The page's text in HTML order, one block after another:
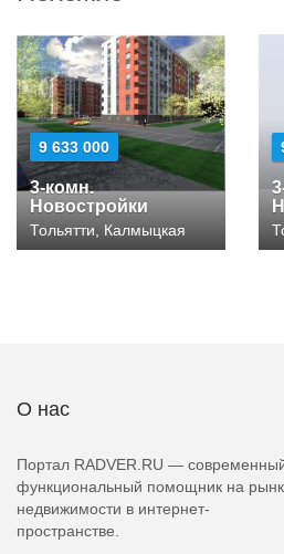
9 633 000
3-комн.
Новостройки
Тольятти, Калмыцкая
О нас
Портал RADVER.RU —
функциональный помощник на
недвижимости в интернет-
пространстве.